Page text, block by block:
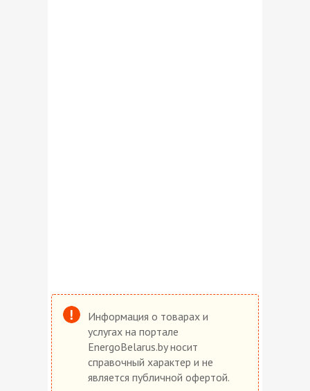
Информация о товарах и
услугах на портале
EnergoBelarus.by носит
справочный характер и не
является публичной офертой.